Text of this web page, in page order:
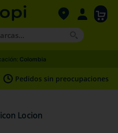
Colombia
Pedidos sin preocupaciones
Locion